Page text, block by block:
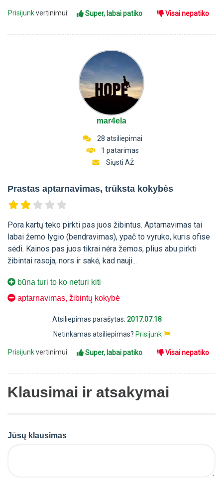
Prisijunkvertinimui: Super, labai patiko Visai nepatiko
mar4ela
28 atsiliepimai
1 patarimas
Siųsti AŽ
Prastas aptarnavimas, trūksta kokybės
Pora kartų teko pirkti pas juos žibintus. Aptarnavimas tai
labai žemo lygio (bendravimas), ypač to vyruko, kuris ofise
sėdi. Kainos pas juos tikrai nėra žemos, plius abu pirkti
žibintai rasoja, nors ir sakė, kad nauji...
būna turi to ko neturi kiti
aptarnavimas, žibintų kokybė
Atsiliepimas parašytas: 2017.07.18
Netinkamas atsiliepimas? Prisijunk
Prisijunkvertinimui: Super, labai patiko Visai nepatiko
Klausimai ir atsakymai
Jūsų klausimas